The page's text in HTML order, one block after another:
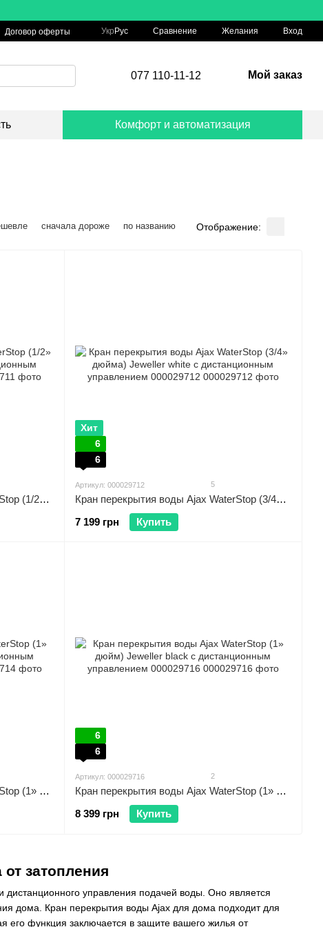
Договор оферты Укр Рус Сравнение Желания Вход
077 110-11-12 Мой заказ
Комфорт и автоматизация
сначала дороже по названию Отображение:
затопления
дистанционного управления подачей воды. Оно является
дома. Кран перекрытия воды Ajax для дома подходит для
его функция заключается в защите вашего жилья от
Кран перекрытия воды Ajax WaterStop (1/2» дюйма) Jeweller black с дистанционным управлением 000029711
Хит
6
6
Артикул: 000029712 5
Кран перекрытия воды Ajax WaterStop (3/4» дюйма) Jeweller white с дистанционным управлением 000029712
7 199 грн
Купить
Кран перекрытия воды Ajax WaterStop (1» дюйм) Jeweller white с дистанционным управлением 000029714
6
6
Артикул: 000029716 2
Кран перекрытия воды Ajax WaterStop (1» дюйм) Jeweller black с дистанционным управлением 000029716
8 399 грн
Купить